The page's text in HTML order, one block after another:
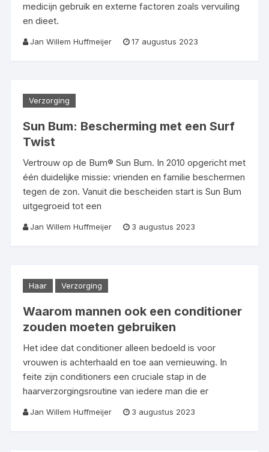
medicijn gebruik en externe factoren zoals vervuiling
en dieet.
Jan Willem Huffmeijer 17 augustus 2023
Verzorging
Sun Bum: Bescherming met een Surf
Twist
Vertrouw op de Bum® Sun Bum. In 2010 opgericht met
één duidelijke missie: vrienden en familie beschermen
tegen de zon. Vanuit die bescheiden start is Sun Bum
uitgegroeid tot een
Jan Willem Huffmeijer 3 augustus 2023
Haar Verzorging
Waarom mannen ook een conditioner
zouden moeten gebruiken
Het idee dat conditioner alleen bedoeld is voor
vrouwen is achterhaald en toe aan vernieuwing. In
feite zijn conditioners een cruciale stap in de
haarverzorgingsroutine van iedere man die er
Jan Willem Huffmeijer 3 augustus 2023